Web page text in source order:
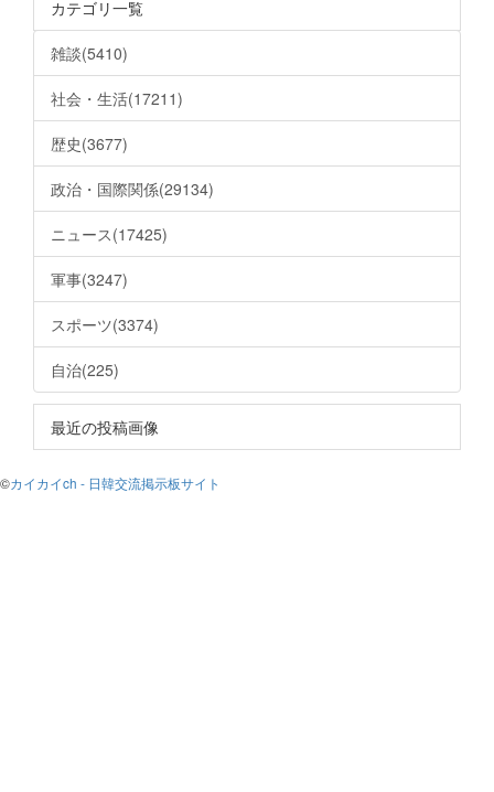
カテゴリ一覧
雑談(5410)
社会・生活(17211)
歴史(3677)
政治・国際関係(29134)
ニュース(17425)
軍事(3247)
スポーツ(3374)
自治(225)
最近の投稿画像
©カイカイch - 日韓交流掲示板サイト